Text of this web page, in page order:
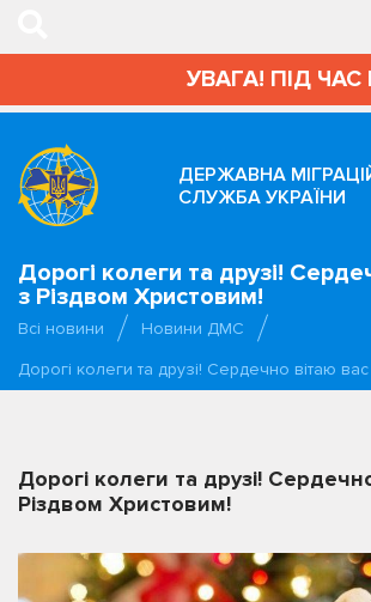
УВАГА! ПІД ЧАС
ДЕРЖАВНА
СЛУЖБА УКРАЇНИ
Дорогі колеги та друзі!
з Різдвом Христовим!
Всі новини
Новини ДМС
Дорогі колеги та друзі! Сердечно вітаю
Дорогі колеги та друзі!
Різдвом Христовим!